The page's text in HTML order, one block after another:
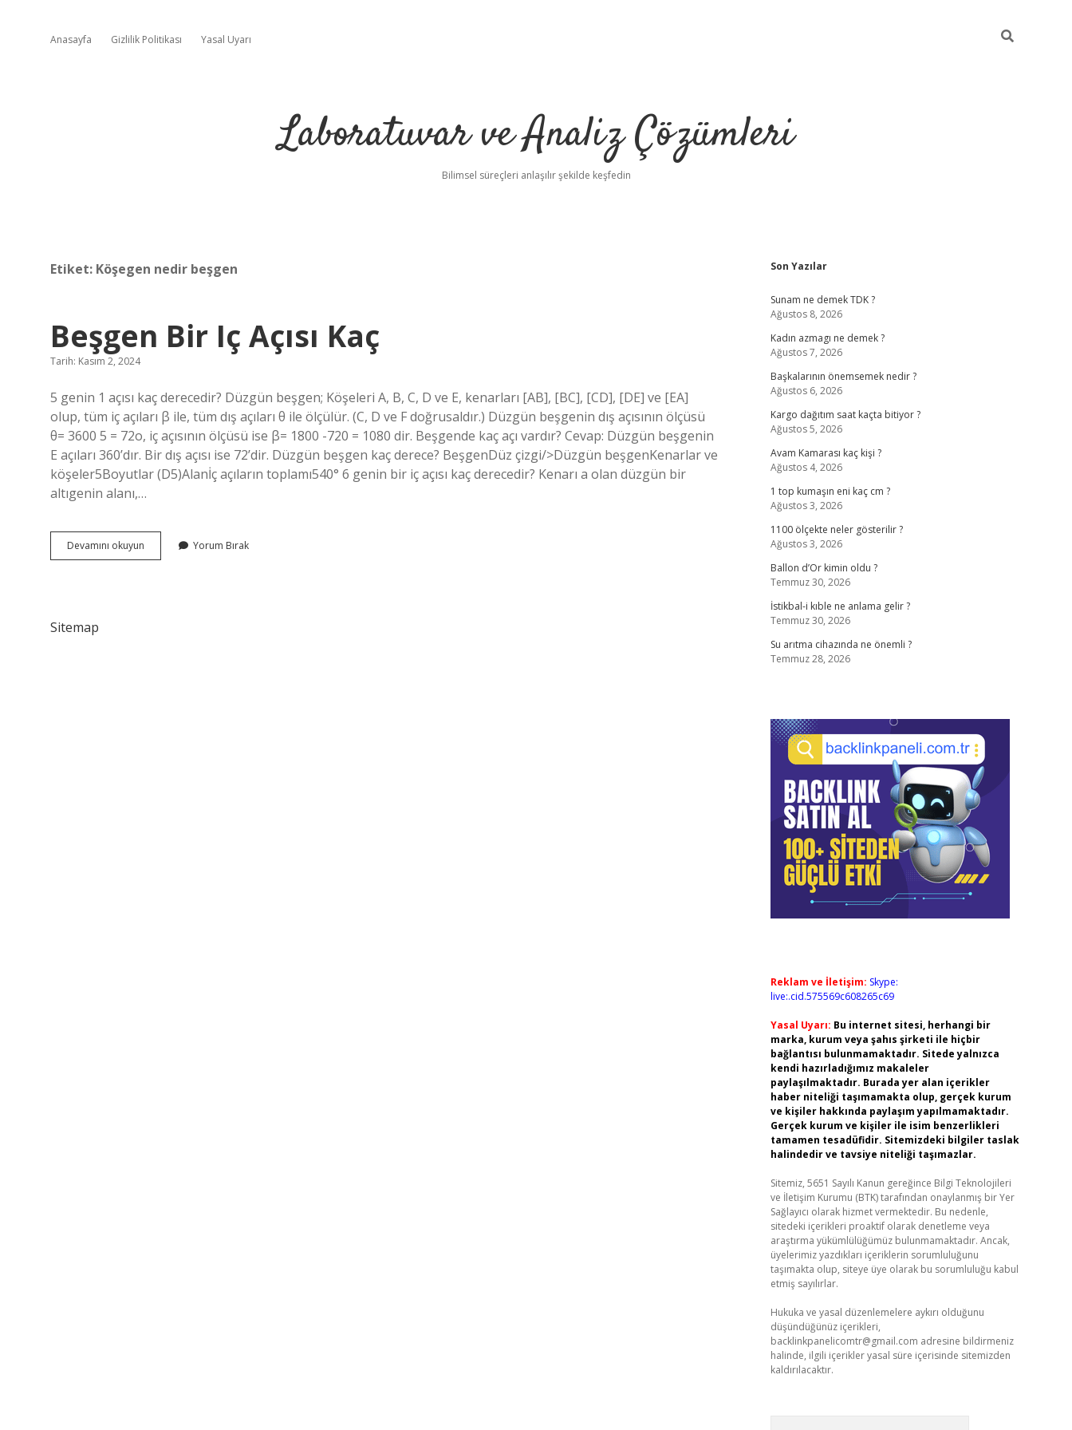
Anasayfa Gizlilik Politikası Yasal Uyarı
Laboratuvar ve Analiz Çözümleri
Bilimsel süreçleri anlaşılır şekilde keşfedin
Etiket: Köşegen nedir beşgen
Beşgen Bir Iç Açısı Kaç
Tarih: Kasım 2, 2024
5 genin 1 açısı kaç derecedir? Düzgün beşgen; Köşeleri A, B, C, D ve E, kenarları [AB], [BC], [CD], [DE] ve [EA]
olup, tüm iç açıları β ile, tüm dış açıları θ ile ölçülür. (C, D ve F doğrusaldır.) Düzgün beşgenin dış açısının ölçüsü
θ= 3600 5 = 72o, iç açısının ölçüsü ise β= 1800 -720 = 1080 dir. Beşgende kaç açı vardır? Cevap: Düzgün beşgenin
E açıları 360’dır. Bir dış açısı ise 72’dir. Düzgün beşgen kaç derece? BeşgenDüz çizgi/>Düzgün beşgenKenarlar ve
köşeler5Boyutlar (D5)Alanİç açıların toplamı540° 6 genin bir iç açısı kaç derecedir? Kenarı a olan düzgün bir
altıgenin alanı,…
Devamını okuyun
Bir
Yorum Bırak
Sitemap
Sidebar
Son Yazılar
Sunam ne demek TDK ?
Ağustos 8, 2026
Kadın azmagı ne demek ?
Ağustos 7, 2026
Başkalarının önemsemek nedir ?
Ağustos 6, 2026
Kargo dağıtım saat kaçta bitiyor ?
Ağustos 5, 2026
Avam Kamarası kaç kişi ?
Ağustos 4, 2026
1 top kumaşın eni kaç cm ?
Ağustos 3, 2026
1100 ölçekte neler gösterilir ?
Ağustos 3, 2026
Ballon d’Or kimin oldu ?
Temmuz 30, 2026
İstikbal-i kıble ne anlama gelir ?
Temmuz 30, 2026
Su arıtma cihazında ne önemli ?
Temmuz 28, 2026
Reklam ve İletişim: Skype:
live:.cid.575569c608265c69
Yasal Uyarı: Bu internet sitesi, herhangi bir
marka, kurum veya şahıs şirketi ile hiçbir
bağlantısı bulunmamaktadır. Sitede yalnızca
kendi hazırladığımız makaleler
paylaşılmaktadır. Burada yer alan içerikler
haber niteliği taşımamakta olup, gerçek kurum
ve kişiler hakkında paylaşım yapılmamaktadır.
Gerçek kurum ve kişiler ile isim benzerlikleri
tamamen tesadüfidir. Sitemizdeki bilgiler taslak
halindedir ve tavsiye niteliği taşımazlar.
Sitemiz, 5651 Sayılı Kanun gereğince Bilgi Teknolojileri
ve İletişim Kurumu (BTK) tarafından onaylanmış bir Yer
Sağlayıcı olarak hizmet vermektedir. Bu nedenle,
sitedeki içerikleri proaktif olarak denetleme veya
araştırma yükümlülüğümüz bulunmamaktadır. Ancak,
üyelerimiz yazdıkları içeriklerin sorumluluğunu
taşımakta olup, siteye üye olarak bu sorumluluğu kabul
etmiş sayılırlar.
Hukuka ve yasal düzenlemelere aykırı olduğunu
düşündüğünüz içerikleri,
backlinkpanelicomtr@gmail.com adresine bildirmeniz
halinde, ilgili içerikler yasal süre içerisinde sitemizden
kaldırılacaktır.